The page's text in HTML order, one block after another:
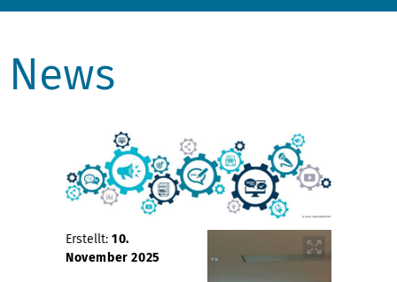
News
Erstellt: 10.
November 2025